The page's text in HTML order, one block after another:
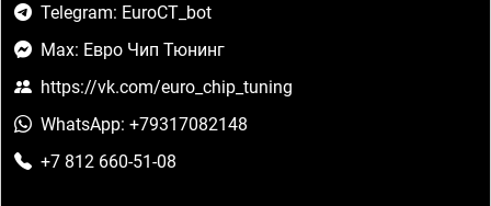
Telegram: EuroCT_bot
Max: Евро Чип Тюнинг
https://vk.com/euro_chip_tuning
WhatsApp: +79317082148
+7 812 660-51-08